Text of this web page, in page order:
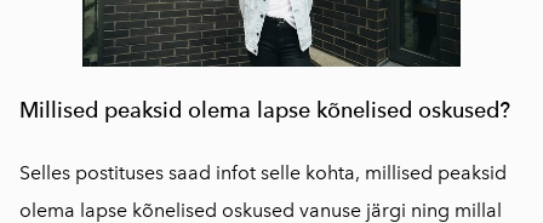
Millised peaksid olema lapse kõnelised oskused?
Selles postituses saad infot selle kohta, millised peaksid
olema lapse kõnelised oskused vanuse järgi ning millal